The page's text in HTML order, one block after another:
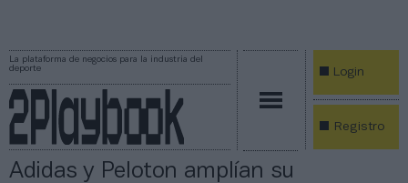
La plataforma de negocios para la industria del
deporte
Login
Registro
Adidas y Peloton amplían su